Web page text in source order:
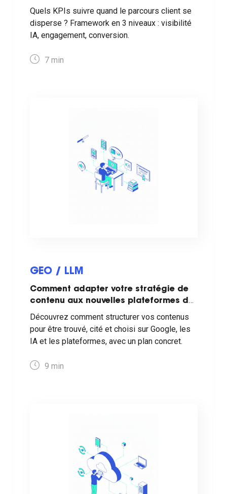
client se disperse ?
Quels KPIs suivre quand le parcours client se
disperse ? Framework en 3 niveaux : visibilité
IA, engagement, conversion.
7min
GEO / LLM
Comment adapter votre stratégie de
contenu aux nouvelles plateformes de
recherche ?
Découvrez comment structurer vos contenus
pour être trouvé, cité et choisi sur Google, les
IA et les plateformes, avec un plan concret.
9 min